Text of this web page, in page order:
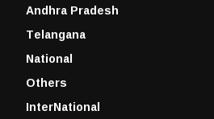
Andhra Pradesh
Telangana
National
Others
InterNational